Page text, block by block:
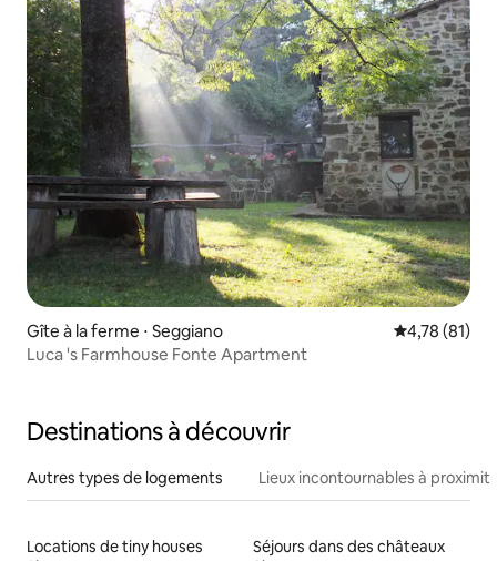
Gîte à la ferme ⋅ Seggiano Évaluation
4,78 (81)
Luca 's Farmhouse Fonte Apartment
Destinations à découvrir
Autres types de logements Lieux incontournables à
Locations de tiny houses
Séjours dans des châteaux